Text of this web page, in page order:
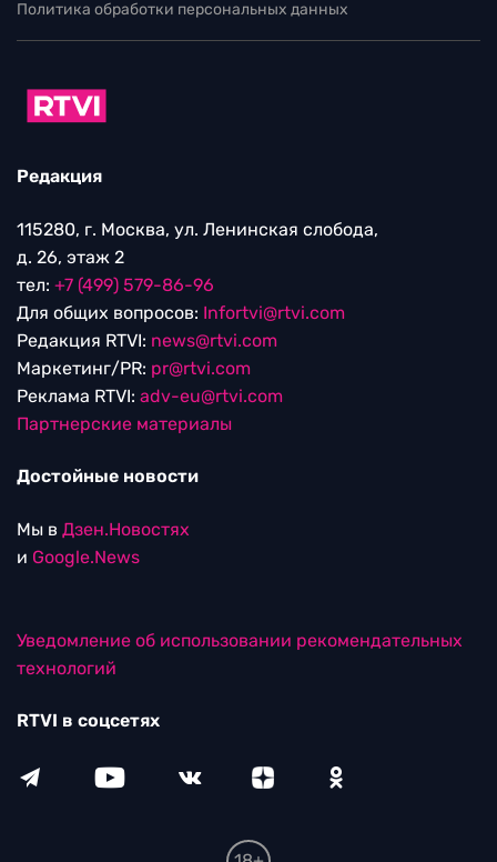
Политика обработки персональных данных
Редакция
115280, г. Москва, ул. Ленинская слобода,
д. 26, этаж 2
тел: +7 (499) 579-86-96
Для общих вопросов: Infortvi@rtvi.com
Редакция RTVI: news@rtvi.com
Маркетинг/PR: pr@rtvi.com
Реклама RTVI: adv-eu@rtvi.com
Партнерские материалы
Достойные новости
Мы в Дзен.Новостях
и Google.News
Уведомление об использовании рекомендательных
технологий
RTVI в соцсетях